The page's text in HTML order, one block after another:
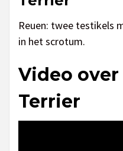
Reuen: twee testikels
in het scrotum.
Video over
Terrier